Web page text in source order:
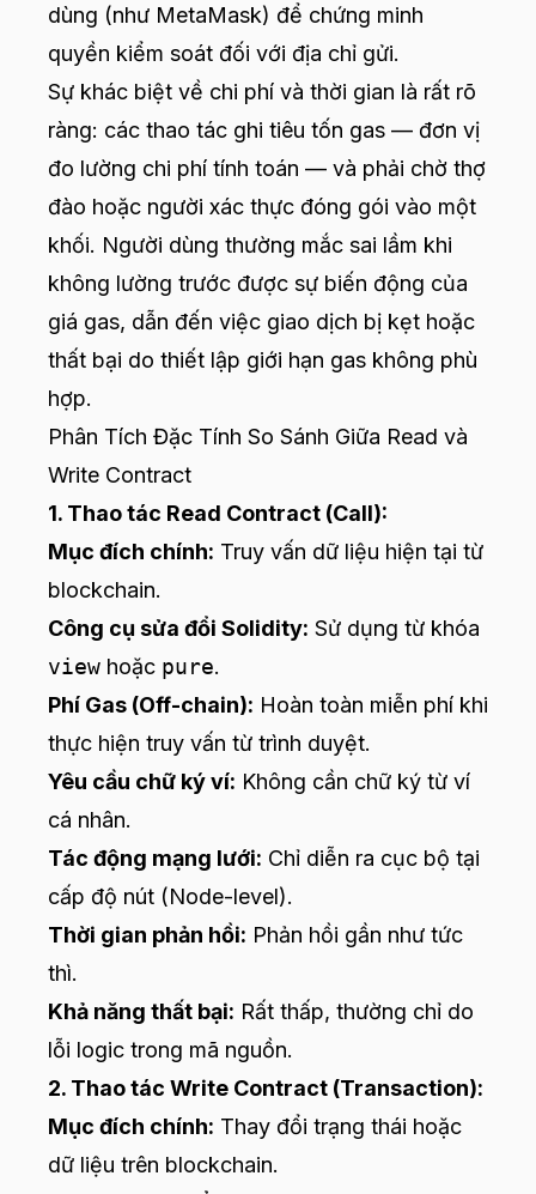
dùng (như MetaMask) để chứng minh
quyền kiểm soát đối với địa chỉ gửi.
Sự khác biệt về chi phí và thời gian là rất rõ
ràng: các thao tác ghi tiêu tốn gas — đơn vị
đo lường chi phí tính toán — và phải chờ thợ
đào hoặc người xác thực đóng gói vào một
khối. Người dùng thường mắc sai lầm khi
không lường trước được sự biến động của
giá gas, dẫn đến việc giao dịch bị kẹt hoặc
thất bại do thiết lập giới hạn gas không phù
hợp.
Phân Tích Đặc Tính So Sánh Giữa Read và
Write Contract
1. Thao tác Read Contract (Call):
Mục đích chính: Truy vấn dữ liệu hiện tại từ
blockchain.
Công cụ sửa đổi Solidity: Sử dụng từ khóa
view hoặc pure.
Phí Gas (Off-chain): Hoàn toàn miễn phí khi
thực hiện truy vấn từ trình duyệt.
Yêu cầu chữ ký ví: Không cần chữ ký từ ví
cá nhân.
Tác động mạng lưới: Chỉ diễn ra cục bộ tại
cấp độ nút (Node-level).
Thời gian phản hồi: Phản hồi gần như tức
thì.
Khả năng thất bại: Rất thấp, thường chỉ do
lỗi logic trong mã nguồn.
2. Thao tác Write Contract (Transaction):
Mục đích chính: Thay đổi trạng thái hoặc
dữ liệu trên blockchain.